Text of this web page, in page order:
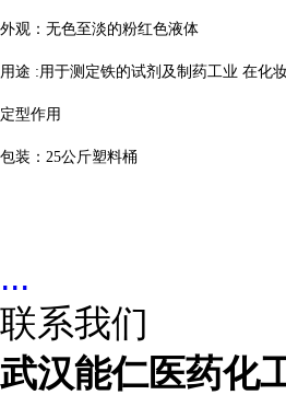
外观：无色至淡的粉红色液体
用途 :用于测定铁的试剂及制药工业 在化
定型作用
包装： 25公斤塑料桶
...
联系我们
武汉能仁医药化